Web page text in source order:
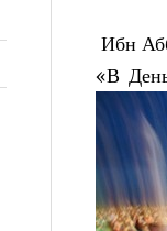
Ибн
«В